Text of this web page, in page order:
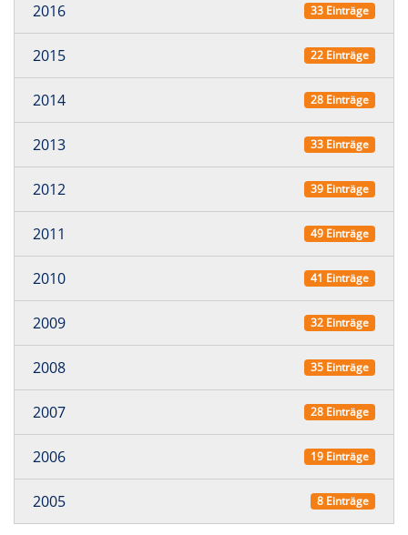
2016 33 Einträge
2015 22 Einträge
2014 28 Einträge
2013 33 Einträge
2012 39 Einträge
2011 49 Einträge
2010 41 Einträge
2009 32 Einträge
2008 35 Einträge
2007 28 Einträge
2006 19 Einträge
2005 8 Einträge